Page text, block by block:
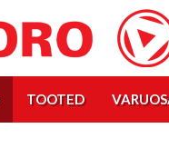
TOOTED